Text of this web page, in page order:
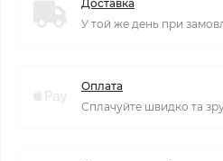
Доставка
У той же день при
Оплата
Сплачуйте швидко та